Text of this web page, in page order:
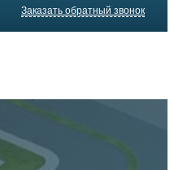
Заказать обратный звонок